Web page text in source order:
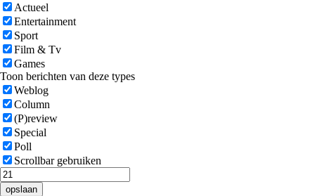
Actueel
Entertainment
Sport
Film & Tv
Games
Toon berichten van deze types
Weblog
Column
(P)review
Special
Poll
Scrollbar gebruiken
opslaan